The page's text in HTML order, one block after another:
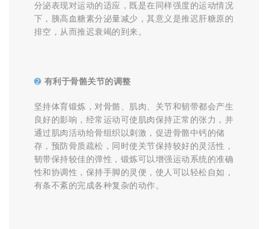
分泌表现对运动的适应，既是在同样强度的运动情况
下，胰高血糖素分泌量减少，其意义是推迟肝糖原的
排空，从而推迟衰竭的到来。
➋ 有利于骨骼关节的调整
坚持体育锻炼，对骨骼、肌肉、关节和韧带都会产生
良好的影响，经常运动可使肌肉保持正常的张力，并
通过肌肉活动给骨组织以刺激，促进骨骼中钙的储
存，预防骨质疏松，同时使关节保持较好的灵活性，
韧带保持较佳的弹性，锻炼可以增强运动系统的准确
性和协调性，保持手脚的灵便，使人可以轻松自如，
有条不紊的完成各种复杂的动作。